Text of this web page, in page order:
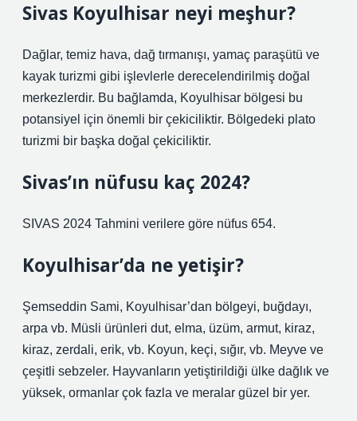
Sivas Koyulhisar neyi meşhur?
Dağlar, temiz hava, dağ tırmanışı, yamaç paraşütü ve
kayak turizmi gibi işlevlerle derecelendirilmiş doğal
merkezlerdir. Bu bağlamda, Koyulhisar bölgesi bu
potansiyel için önemli bir çekiciliktir. Bölgedeki plato
turizmi bir başka doğal çekiciliktir.
Sivas’ın nüfusu kaç 2024?
SIVAS 2024 Tahmini verilere göre nüfus 654.
Koyulhisar’da ne yetişir?
Şemseddin Sami, Koyulhisar’dan bölgeyi, buğdayı,
arpa vb. Müsli ürünleri dut, elma, üzüm, armut, kiraz,
kiraz, zerdali, erik, vb. Koyun, keçi, sığır, vb. Meyve ve
çeşitli sebzeler. Hayvanların yetiştirildiği ülke dağlık ve
yüksek, ormanlar çok fazla ve meralar güzel bir yer.